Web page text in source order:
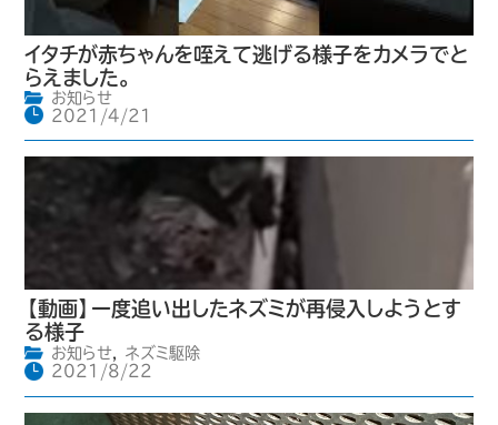
イタチが赤ちゃんを咥えて逃げる様子をカメラでと
らえました。
お知らせ
2021/4/21
【動画】一度追い出したネズミが再侵入しようとす
る様子
お知らせ,
ネズミ駆除
2021/8/22